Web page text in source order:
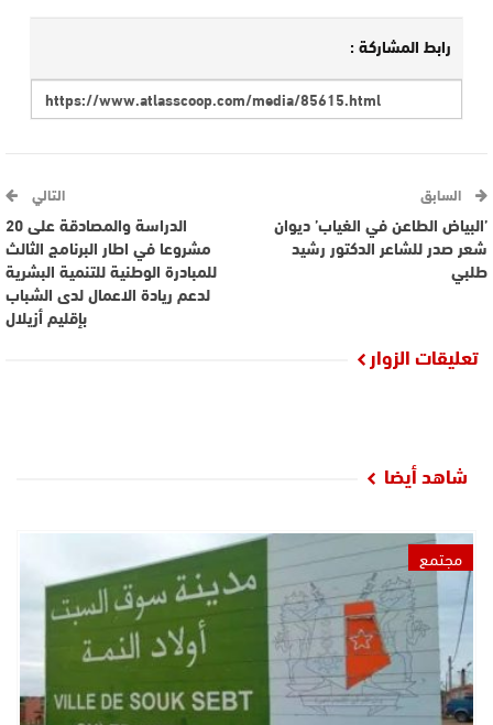
رابط المشاركة :
السابق
’البياض الطاعن في الغياب’ ديوان
شعر صدر للشاعر الدكتور رشيد
طلبي
التالي
الدراسة والمصادقة على 20
مشروعا في اطار البرنامج الثالث
للمبادرة الوطنية للتنمية البشرية
لدعم ريادة الاعمال لدى الشباب
بإقليم أزيلال
تعليقات الزوار
شاهد أيضا
مجتمع